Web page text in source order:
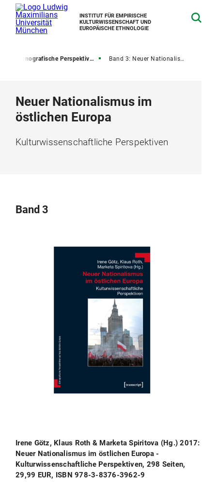
INSTITUT FÜR EMPIRISCHE
KULTURWISSENSCHAFT UND
EUROPÄISCHE ETHNOLOGIE
Ethnografische Perspektiven auf das östliche Europa Band 3: Neuer Nationalismus im östlichen Europa
Neuer Nationalismus im
östlichen Europa
Kulturwissenschaftliche Perspektiven
Band 3
Irene Götz, Klaus Roth & Marketa Spiritova (Hg.) 2017:
Neuer Nationalismus im östlichen Europa -
Kulturwissenschaftliche Perspektiven, 298 Seiten,
29,99 EUR, ISBN 978-3-8376-3962-9